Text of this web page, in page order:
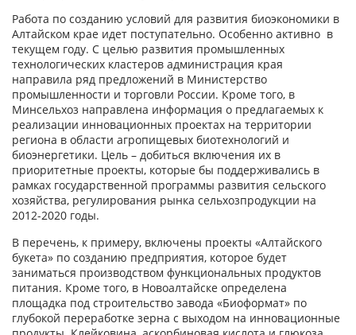
Работа по созданию условий для развития биоэкономики в
Алтайском крае идет поступательно. Особенно активно в
текущем году. С целью развития промышленных
технологических кластеров администрация края
направила ряд предложений в Министерство
промышленности и торговли России. Кроме того, в
Минсельхоз направлена информация о предлагаемых к
реализации инновационных проектах на территории
региона в области агропищевых биотехнологий и
биоэнергетики. Цель – добиться включения их в
приоритетные проекты, которые бы поддерживались в
рамках государственной программы развития сельского
хозяйства, регулирования рынка сельхозпродукции на
2012-2020 годы.
В перечень, к примеру, включены проекты «Алтайского
букета» по созданию предприятия, которое будет
заниматься производством функциональных продуктов
питания. Кроме того, в Новоалтайске определена
площадка под строительство завода «Биоформат» по
глубокой переработке зерна с выходом на инновационные